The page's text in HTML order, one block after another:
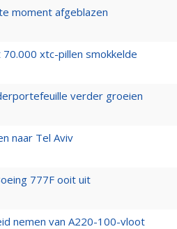
moment afgeblazen
xtc-pillen smokkelde
verder groeien
naar Tel Aviv
777F ooit uit
nemen van A220-100-vloot